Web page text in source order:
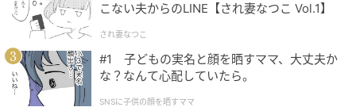
Auringonnousu –日の出–
こない夫からのLINE【され妻なつこ Vol.1】
され妻なつこ
#1 子どもの実名と顔を晒すママ、大丈夫か
な？なんて心配していたら。
SNSに子供の顔を晒すママ